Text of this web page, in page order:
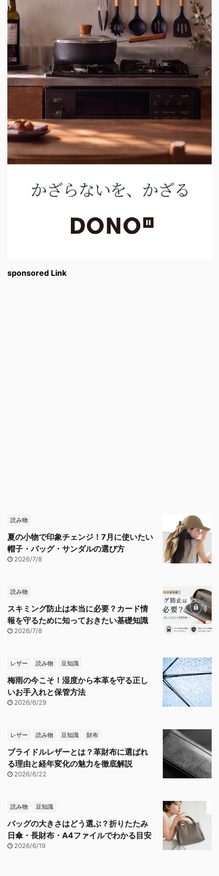
sponsored Link
読み物
夏の小物で印象チェンジ！7月に使いたい
帽子・バッグ・サンダルの選び方
2026/7/8
読み物
スキミング防止は本当に必要？カード情
報を守るために知っておきたい基礎知識
2026/7/8
レザー 読み物 豆知識
梅雨の今こそ！湿度から本革を守る正し
いお手入れと保管方法
2026/6/29
レザー 読み物 豆知識 財布
ブライドルレザーとは？革財布に選ばれ
る理由と経年変化の魅力を徹底解説
2026/6/22
読み物 豆知識
バッグの大きさはどう選ぶ？折りたたみ
日傘・長財布・A4ファイルでわかる目安
2026/6/19